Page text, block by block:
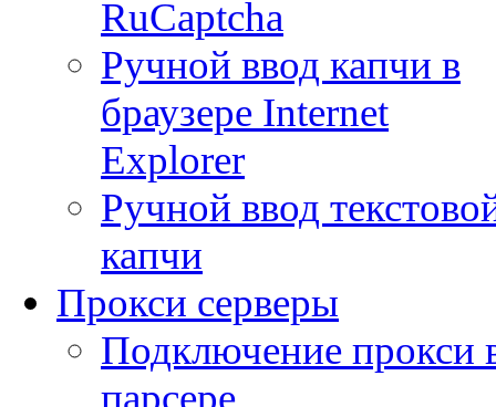
RuCaptcha
Ручной ввод капчи в
браузере Internet
Explorer
Ручной ввод
капчи
Прокси серверы
Подключение прокси